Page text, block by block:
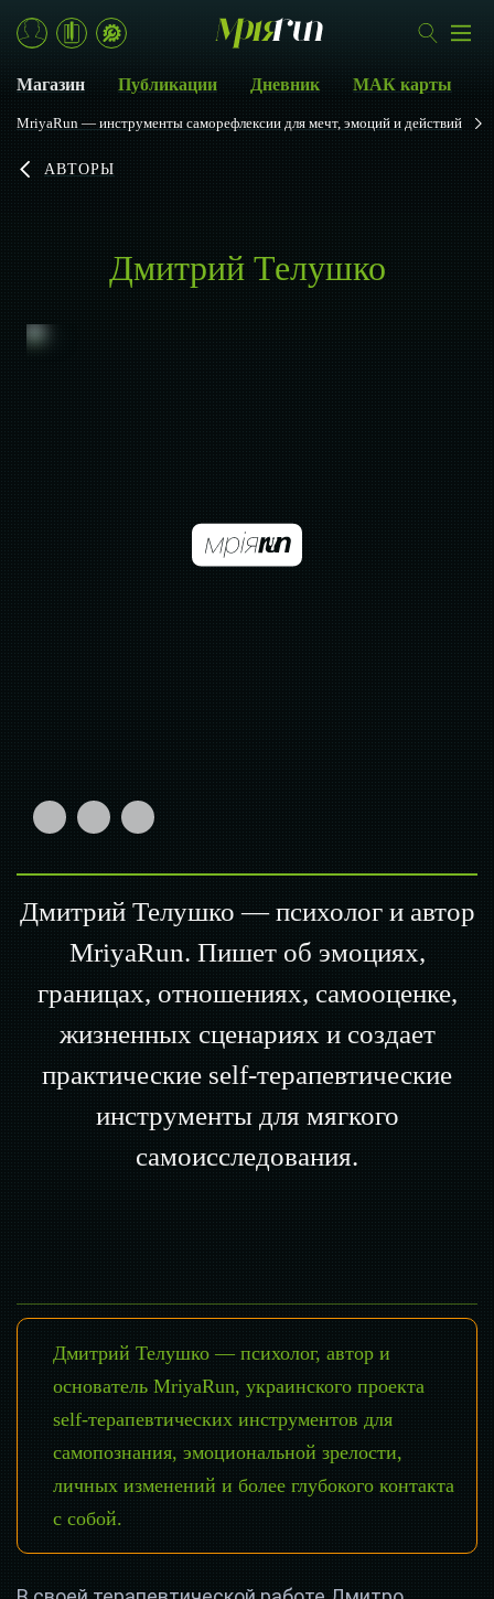
АВТОРЫ
Дмитрий Телушко
Дмитрий Телушко — психолог и автор
MriyaRun. Пишет об эмоциях,
границах, отношениях, самооценке,
жизненных сценариях и создает
практические self-терапевтические
инструменты для мягкого
самоисследования.
Дмитрий Телушко — психолог, автор и
основатель MriyaRun, украинского проекта
self-терапевтических инструментов для
самопознания, эмоциональной зрелости,
личных изменений и более глубокого контакта
с собой.
Магазин Публикации Дневник МАК карты
MriyaRun — инструменты саморефлексии для мечт, эмоций и действий